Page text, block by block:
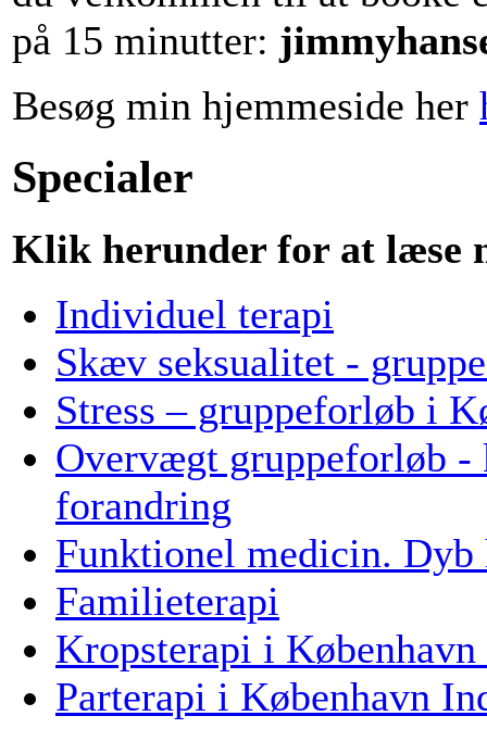
på 15 minutter:
Besøg min hjemmeside her
Specialer
Klik herunder for at læse
Individuel terapi
Skæv seksualitet -
Stress – gruppeforløb i
Overvægt gruppeforløb
forandring
Funktionel medicin. Dyb
Familieterapi
Kropsterapi i
Parterapi i København